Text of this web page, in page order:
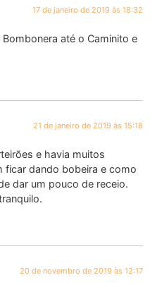
17 de janeiro de 2019 às 18:32
até o Caminito e
21 de janeiro de 2019 às 15:18
e havia muitos
ficar dando bobeira e como
dar um pouco de receio.
20 de novembro de 2019 às 12:17